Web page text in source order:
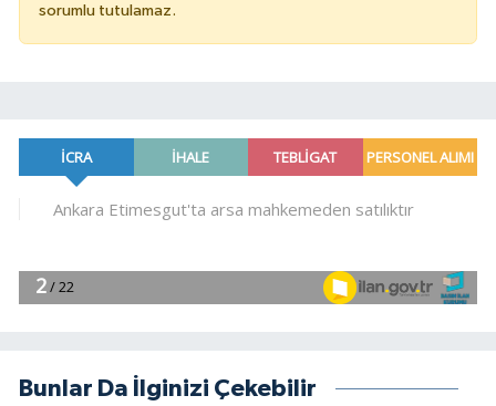
sorumlu tutulamaz.
Bunlar Da İlginizi Çekebilir